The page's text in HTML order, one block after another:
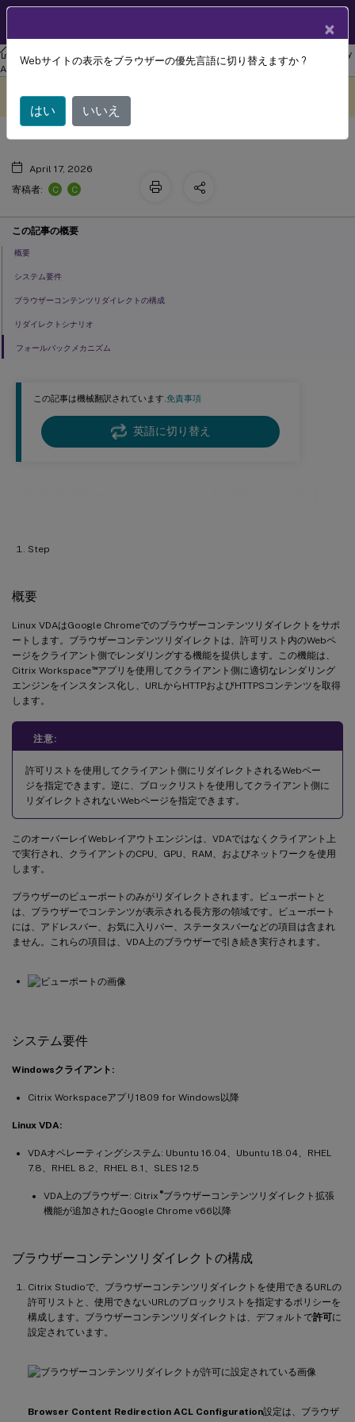
リナックス バーチャル デリバリー エージェント
Linux Virtual Delivery
Agent 2201
この記事は機械翻訳されています.免責事項
英語に切り替え
Step
概要
Linux VDAはGoogle Chromeでのブラウザーコンテンツリダイレクトをサポ
ートします。ブラウザーコンテンツリダイレクトは、許可リスト内のWebペ
ージをクライアント側でレンダリングする機能を提供します。この機能は、
Citrix Workspace™アプリを使用してクライアント側に適切なレンダリング
エンジンをインスタンス化し、URLからHTTPおよびHTTPSコンテンツを取得
します。
注意:
許可リストを使用してクライアント側にリダイレクトされるWebペー
ジを指定できます。逆に、ブロックリストを使用してクライアント側に
リダイレクトされないWebページを指定できます。
このオーバーレイWebレイアウトエンジンは、VDAではなくクライアント上
で実行され、クライアントのCPU、GPU、RAM、およびネットワークを使用
します。
ブラウザーのビューポートのみがリダイレクトされます。ビューポートと
は、ブラウザーでコンテンツが表示される長方形の領域です。ビューポート
には、アドレスバー、お気に入りバー、ステータスバーなどの項目は含まれ
ません。これらの項目は、VDA上のブラウザーで引き続き実行されます。
システム要件
Windowsクライアント:
Citrix Workspaceアプリ1809 for Windows以降
Linux VDA:
VDAオペレーティングシステム: Ubuntu 16.04、Ubuntu 18.04、RHEL
7.8、RHEL 8.2、RHEL 8.1、SLES 12.5
VDA上のブラウザー: Citrix ®ブラウザーコンテンツリダイレクト拡張
機能が追加されたGoogle Chrome v66以降
ブラウザーコンテンツリダイレクトの構成
Citrix Studioで、ブラウザーコンテンツリダイレクトを使用できるURLの
許可リストと、使用できないURLのブロックリストを指定するポリシーを
構成します。ブラウザーコンテンツリダイレクトは、デフォルトで許可に
設定されています。
Browser Content Redirection ACL Configuration設定は、ブラウザ
翻訳されています。
ブラウザーコンテンツリダイレクト
April 17, 2026
寄稿者:
C C
この記事の概要
概要
システム要件
ブラウザーコンテンツリダイレクトの構成
リダイレクトシナリオ
フォールバックメカニズム
×
Webサイトの表示をブラウザーの優先言語に切り替えますか ?
はい いいえ